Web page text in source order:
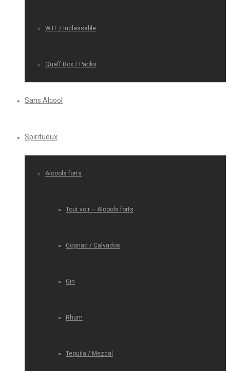
WTF / Inclassable
Quaff Box / Packs
Sans Alcool
Spiritueux
Alcools forts
Tout voir – Alcools forts
Cognac / Calvados
Gin
Rhum
Tequila / Mezcal